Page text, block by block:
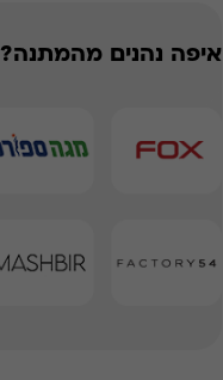
איפה נהנים מהמתנה?